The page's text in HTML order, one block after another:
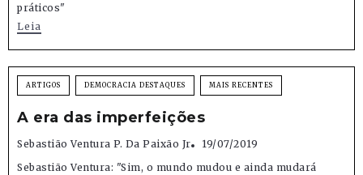
práticos"
Leia
ARTIGOS DEMOCRACIA DESTAQUES MAIS RECENTES
A era das imperfeições
Sebastião Ventura P. Da Paixão Jr
19/07/2019
Sebastião Ventura: "Sim, o mundo mudou e ainda mudará